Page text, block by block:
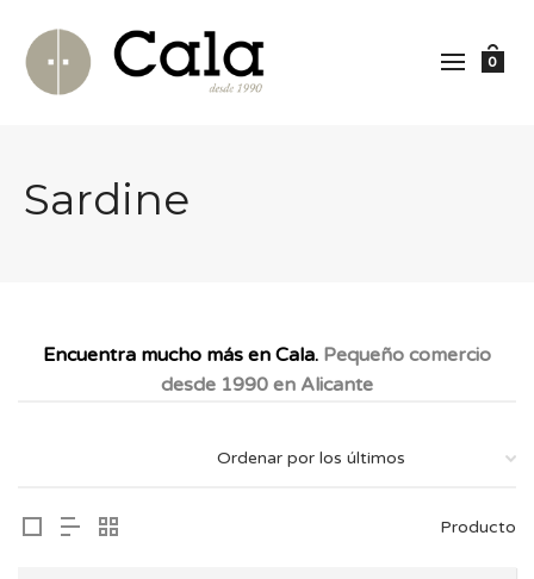
0
Sardine
Encuentra mucho más en Cala. Pequeño comercio
desde 1990 en Alicante
Producto